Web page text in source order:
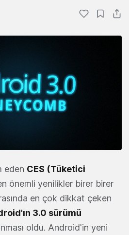
eden CES (Tüketici
önemli yenilikler birer birer
en çok dikkat çeken
3.0 sürümü
oldu. Android'in yeni